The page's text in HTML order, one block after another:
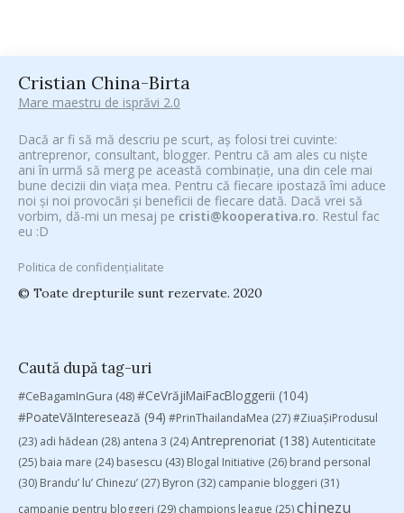
Cristian China-Birta
Mare maestru de isprăvi 2.0
Dacă ar fi să mă descriu pe scurt, aș folosi trei cuvinte:
antreprenor, consultant, blogger. Pentru că am ales cu niște
ani în urmă să merg pe această combinație, una din cele mai
bune decizii din viața mea. Pentru că fiecare ipostază îmi aduce
noi și noi provocări și beneficii de fiecare dată. Dacă vrei să
vorbim, dă-mi un mesaj pe cristi@kooperativa.ro. Restul fac
eu :D
Politica de confidențialitate
© Toate drepturile sunt rezervate. 2020
Caută după tag-uri
#CeBagamInGura (48)#CeVrăjiMaiFacBloggerii (104)
#PoateVăInteresează (94) #PrinThailandaMea (27)#ZiuaȘiProdusul
(23) adi hădean (28) antena 3 (24)Antreprenoriat (138) Autenticitate
(25) baia mare (24) basescu (43) Blogal Initiative (26) brand personal
(30) Brandu’ lu’ Chinezu’ (27) Byron (32) campanie bloggeri (31)
campanie pentru bloggeri (29) champions league (25)chinezu